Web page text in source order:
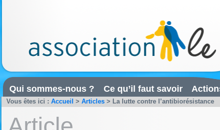
Qui sommes-nous ? Ce qu’il faut savoir
Vous êtes ici : Accueil > Articles > La lutte contre l’antibiorésistance